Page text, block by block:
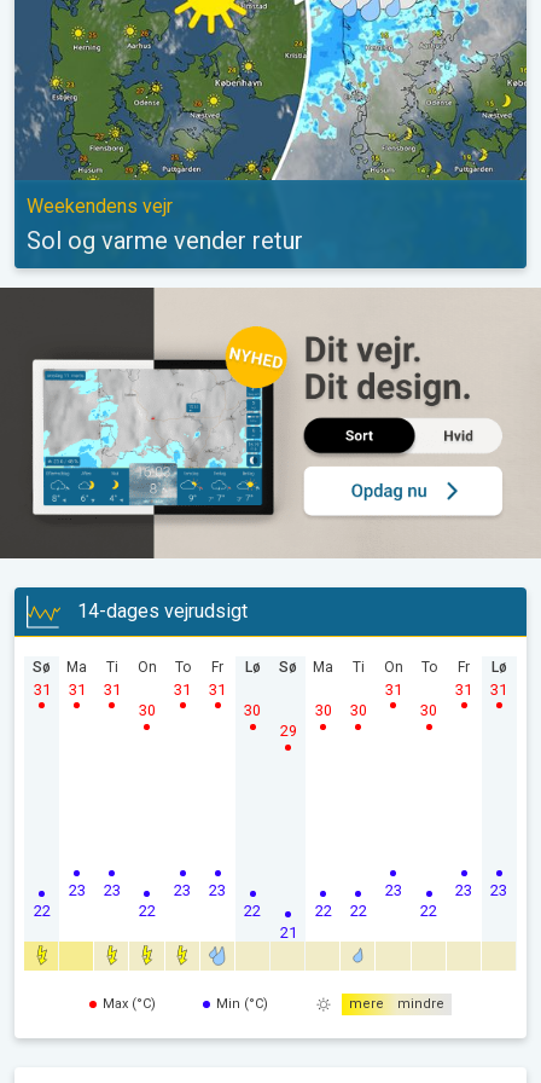
Weekendens vejr
Sol og varme vender retur
14-dages vejrudsigt
Sø
22
31
Ma
23
31
Ti
23
31
On
22
30
To
23
31
Fr
23
31
Lø
22
30
Sø
21
29
Ma
22
30
Ti
22
30
On
23
31
To
22
30
Fr
23
31
Lø
23
31
Max (°C) Min (°C) mere mindre